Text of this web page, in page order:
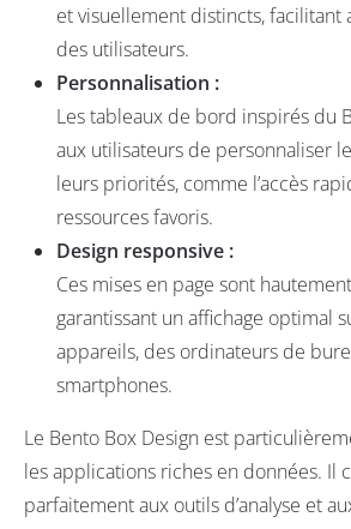
et visuellement distincts, facilitant
des utilisateurs.
Personnalisation :
Les tableaux de bord inspirés du
aux utilisateurs de personnaliser
leurs priorités, comme l’accès
ressources favoris.
Design responsive :
Ces mises en page sont
garantissant un affichage optimal
appareils, des ordinateurs de
smartphones.
Le Bento Box Design est
les applications riches en données. Il
parfaitement aux outils d’analyse et